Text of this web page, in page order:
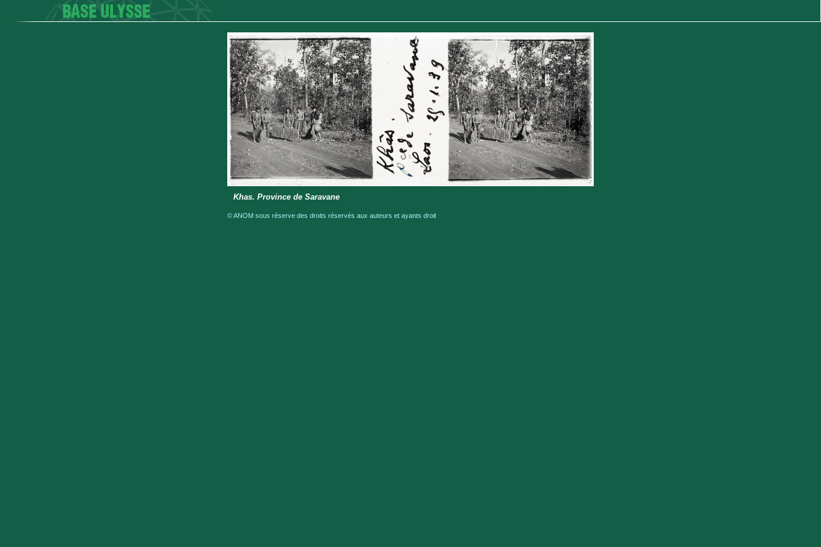
Khas. Province de Saravane
© ANOM sous réserve des droits réservés aux auteurs et ayants droit